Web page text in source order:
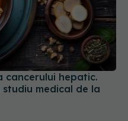
cancerului hepatic.
studiu medical de la